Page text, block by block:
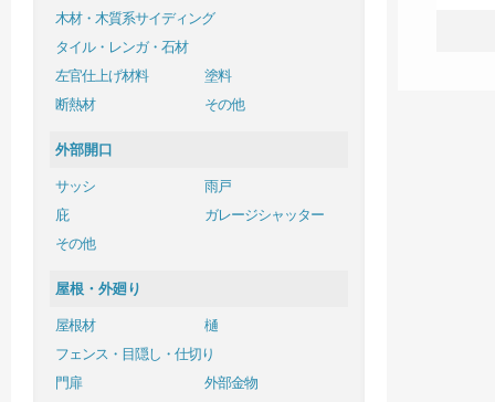
木材・木質系サイディング
タイル・レンガ・石材
左官仕上げ材料
塗料
断熱材
その他
外部開口
サッシ
雨戸
庇
ガレージシャッター
その他
屋根・外廻り
屋根材
樋
フェンス・目隠し・仕切り
門扉
外部金物